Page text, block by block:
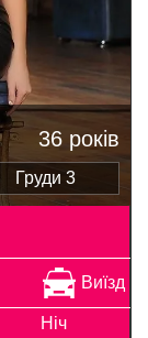
36 років
Груди 3
Виїзд
Ніч